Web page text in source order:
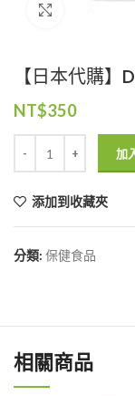
【日本代購
NT$350
加
添加到收藏夾
分類: 保健食品
相關商品